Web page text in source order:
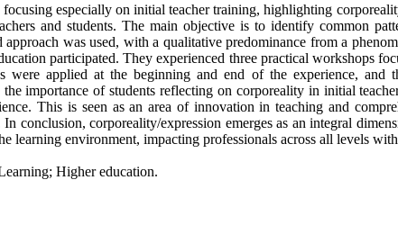
especially on initial teacher training, highlighting
and students. The main objective is to identify common
was used, with a qualitative predominance from a
participated. They experienced three practical workshops
were applied at the beginning and end of the experience, and
importance of students reflecting on corporeality in initial
This is seen as an area of innovation in teaching and
conclusion, corporeality/expression emerges as an integral
learning environment, impacting professionals across all levels
Higher education.